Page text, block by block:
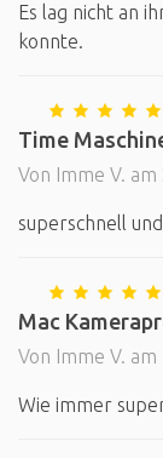
Es lag nicht an
konnte.
Time
Von Imme V.
superschnell
Mac
Von Imme V.
Wie immer